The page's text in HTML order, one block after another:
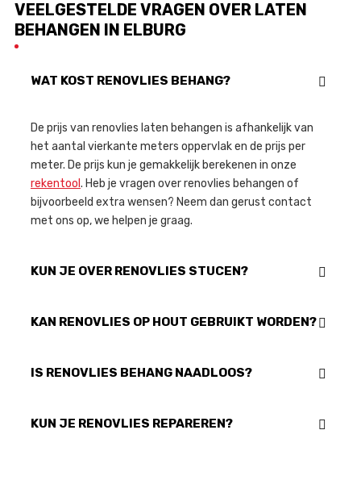
VEELGESTELDE VRAGEN OVER LATEN
BEHANGEN IN ELBURG
WAT KOST RENOVLIES BEHANG?
De prijs van renovlies laten behangen is afhankelijk van
het aantal vierkante meters oppervlak en de prijs per
meter. De prijs kun je gemakkelijk berekenen in onze
rekentool . Heb je vragen over renovlies behangen of
bijvoorbeeld extra wensen? Neem dan gerust contact
met ons op, we helpen je graag.
KUN JE OVER RENOVLIES STUCEN?
KAN RENOVLIES OP HOUT GEBRUIKT WORDEN?
IS RENOVLIES BEHANG NAADLOOS?
KUN JE RENOVLIES REPAREREN?